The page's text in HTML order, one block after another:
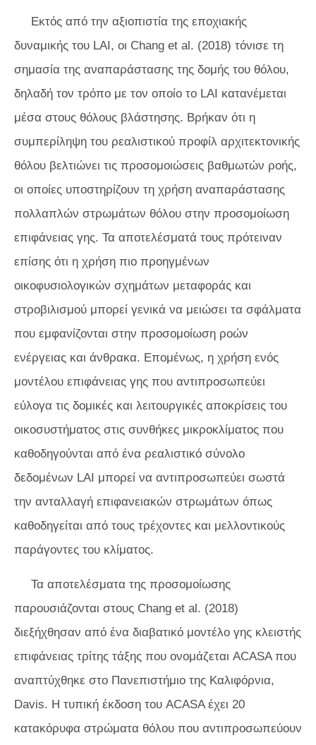
Εκτός από την αξιοπιστία της εποχιακής
δυναμικής του LAI, οι Chang et al. (2018) τόνισε τη
σημασία της αναπαράστασης της δομής του θόλου,
δηλαδή τον τρόπο με τον οποίο το LAI κατανέμεται
μέσα στους θόλους βλάστησης. Βρήκαν ότι η
συμπερίληψη του ρεαλιστικού προφίλ αρχιτεκτονικής
θόλου βελτιώνει τις προσομοιώσεις βαθμωτών ροής,
οι οποίες υποστηρίζουν τη χρήση αναπαράστασης
πολλαπλών στρωμάτων θόλου στην προσομοίωση
επιφάνειας γης. Τα αποτελέσματά τους πρότειναν
επίσης ότι η χρήση πιο προηγμένων
οικοφυσιολογικών σχημάτων μεταφοράς και
στροβιλισμού μπορεί γενικά να μειώσει τα σφάλματα
που εμφανίζονται στην προσομοίωση ροών
ενέργειας και άνθρακα. Επομένως, η χρήση ενός
μοντέλου επιφάνειας γης που αντιπροσωπεύει
εύλογα τις δομικές και λειτουργικές αποκρίσεις του
οικοσυστήματος στις συνθήκες μικροκλίματος που
καθοδηγούνται από ένα ρεαλιστικό σύνολο
δεδομένων LAI μπορεί να αντιπροσωπεύει σωστά
την ανταλλαγή επιφανειακών στρωμάτων όπως
καθοδηγείται από τους τρέχοντες και μελλοντικούς
παράγοντες του κλίματος.
Τα αποτελέσματα της προσομοίωσης
παρουσιάζονται στους Chang et al. (2018)
διεξήχθησαν από ένα διαβατικό μοντέλο γης κλειστής
επιφάνειας τρίτης τάξης που ονομάζεται ACASA που
αναπτύχθηκε στο Πανεπιστήμιο της Καλιφόρνια,
Davis. Η τυπική έκδοση του ACASA έχει 20
κατακόρυφα στρώματα θόλου που αντιπροσωπεύουν